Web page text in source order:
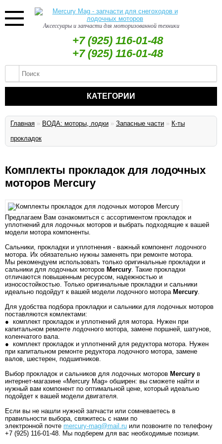
Аксессуары и запчасти для моторизованной техники
+7 (925) 116-01-48
+7 (925) 116-01-48
КАТЕГОРИИ
Главная » ВОДА: моторы, лодки » Запасные части » К-ты
прокладок
Комплекты прокладок для лодочных
моторов Mercury
Предлагаем Вам ознакомиться с ассортиментом прокладок и
уплотнений для лодочных моторов и выбрать подходящие к вашей
модели мотора компоненты.
Сальники, прокладки и уплотнения - важный компонент лодочного
мотора. Их обязательно нужны заменять при ремонте мотора.
Мы рекомендуем использовать только оригинальные прокладки и
сальники для лодочных моторов Mercury. Такие прокладки
отличаются повышенным ресурсом, надежностью и
износостойкостью. Только оригинальные прокладки и сальники
идеально подойдут к вашей модели лодочного мотора Mercury.
Для удобства подбора прокладки и сальники для лодочных моторов
поставляются комлектами:
● комплект прокладок и уплотнений для мотора. Нужен при
капитальном ремонте лодочного мотора, замене поршней, шатунов,
коленчатого вала.
● комплект прокладок и уплотнений для редуктора мотора. Нужен
при капитальном ремонте редуктора лодочного мотора, замене
валов, шестерен, подшипников.
Выбор прокладок и сальников для лодочных моторов Mercury в
интернет-магазине «Mercury Mag» обширен: вы сможете найти и
нужный вам компонент по оптимальной цене, который идеально
подойдет к вашей модели двигателя.
Если вы не нашли нужной запчасти или сомневаетесь в
правильности выбора, свяжитесь с нами по
электронной почте mercury-mag@mail.ru или позвоните по телефону
+7 (925) 116-01-48. Мы подберем для вас необходимые позиции.